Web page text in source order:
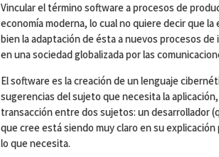
Vincular el término software a procesos de
economía moderna, lo cual no quiere decir que
bien la adaptación de ésta a nuevos procesos
en una sociedad globalizada por las
El software es la creación de un lenguaje
sugerencias del sujeto que necesita la
transacción entre dos sujetos: un desarrollador
que cree está siendo muy claro en su
lo que necesita.